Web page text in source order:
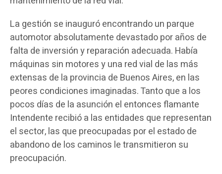
La gestión se inauguró encontrando un parque
automotor absolutamente devastado por años de
falta de inversión y reparación adecuada. Había
máquinas sin motores y una red vial de las más
extensas de la provincia de Buenos Aires, en las
peores condiciones imaginadas. Tanto que a los
pocos días de la asunción el entonces flamante
Intendente recibió a las entidades que representan
el sector, las que preocupadas por el estado de
abandono de los caminos le transmitieron su
preocupación.